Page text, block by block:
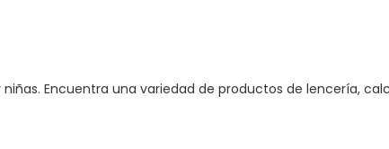
Encuentra una variedad de productos de lencería,